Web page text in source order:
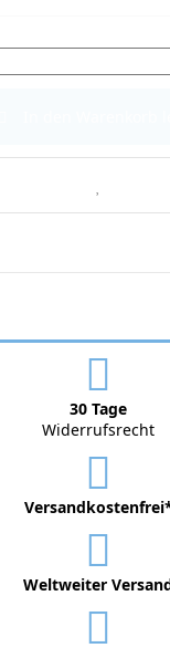
30 Tage
Widerrufsrecht
Weltweiter